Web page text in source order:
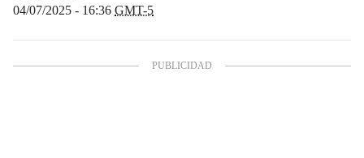
04/07/2025 - 16:36 GMT-5